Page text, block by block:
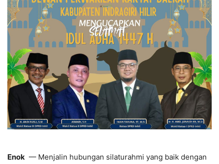
Enok — Menjalin hubungan silaturahmi yang baik dengan